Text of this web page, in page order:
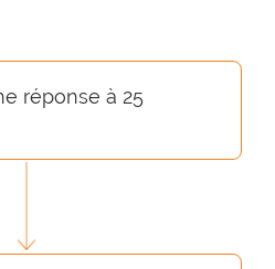
réponse à 25